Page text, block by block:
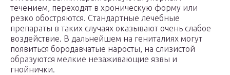
течением, переходят в хроническую форму или
резко обостряются. Стандартные лечебные
препараты в таких случаях оказывают очень слабое
воздействие. В дальнейшем на гениталиях могут
появиться бородавчатые наросты, на слизистой
образуются мелкие незаживающие язвы и
гнойнички.